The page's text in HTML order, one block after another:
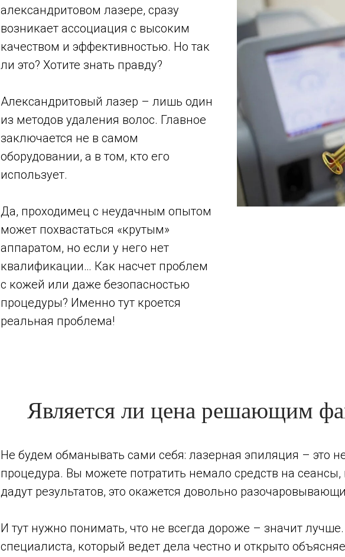
александритовом лазере, сразу
возникает ассоциация с высоким
качеством и эффективностью. Но так
ли это? Хотите знать правду?
Александритовый лазер – лишь один
из методов удаления волос. Главное
заключается не в самом
оборудовании, а в том, кто его
использует.
Да, проходимец с неудачным опытом
может похвастаться «крутым»
аппаратом, но если у него нет
квалификации… Как насчет проблем
с кожей или даже безопасностью
процедуры? Именно тут кроется
реальная проблема!
Является ли цена решающим
Не будем обманывать сами себя: лазерная эпиляция – это
процедура. Вы можете потратить немало средств на
дадут результатов, это окажется довольно
И тут нужно понимать, что не всегда дороже – значит
специалиста, который ведет дела честно и открыто